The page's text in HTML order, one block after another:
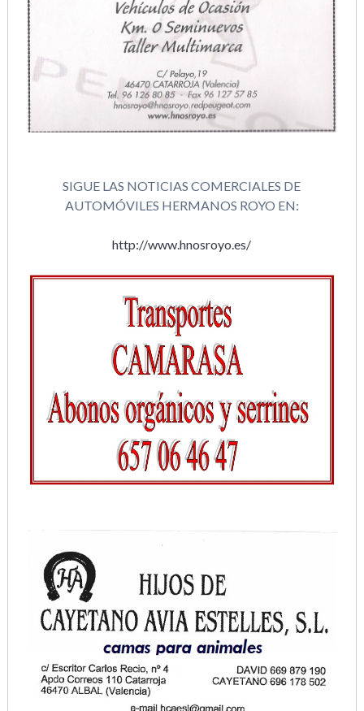
SIGUE LAS NOTICIAS COMERCIALES DE
AUTOMÓVILES HERMANOS ROYO EN:
http://www.hnosroyo.es/